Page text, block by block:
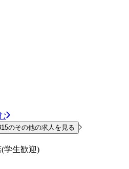
のその他の求人を見る
学生歓迎)